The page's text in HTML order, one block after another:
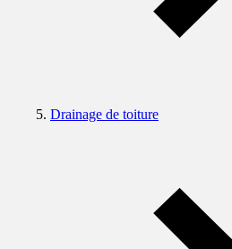
Drainage de toiture